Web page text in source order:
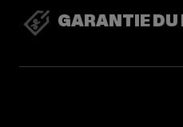
GARANTIE DU